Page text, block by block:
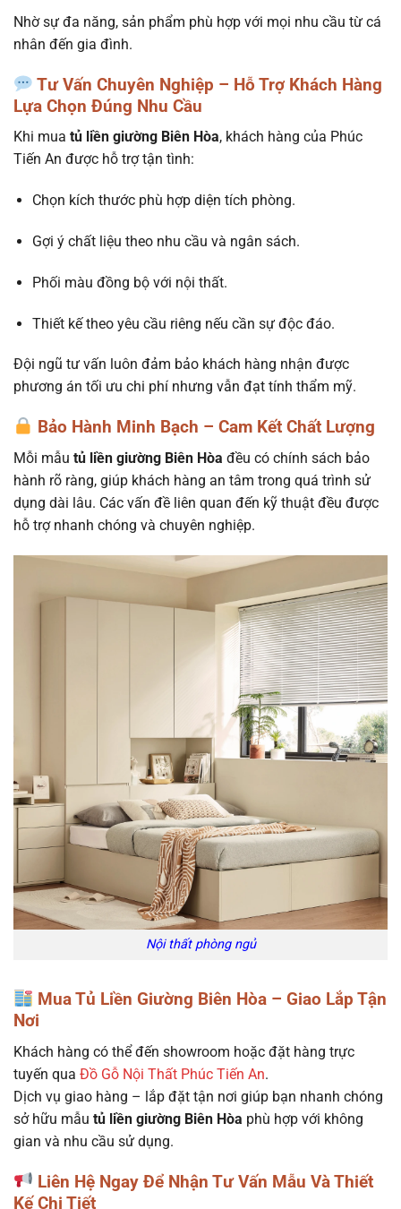
Nhờ sự đa năng, sản phẩm phù hợp với mọi nhu cầu từ cá
nhân đến gia đình.
Tư Vấn Chuyên Nghiệp – Hỗ Trợ Khách Hàng
Lựa Chọn Đúng Nhu Cầu
Khi mua tủ liền giường Biên Hòa, khách hàng của Phúc
Tiến An được hỗ trợ tận tình:
Chọn kích thước phù hợp diện tích phòng.
Gợi ý chất liệu theo nhu cầu và ngân sách.
Phối màu đồng bộ với nội thất.
Thiết kế theo yêu cầu riêng nếu cần sự độc đáo.
Đội ngũ tư vấn luôn đảm bảo khách hàng nhận được
phương án tối ưu chi phí nhưng vẫn đạt tính thẩm mỹ.
Bảo Hành Minh Bạch – Cam Kết Chất Lượng
Mỗi mẫu tủ liền giường Biên Hòa đều có chính sách bảo
hành rõ ràng, giúp khách hàng an tâm trong quá trình sử
dụng dài lâu. Các vấn đề liên quan đến kỹ thuật đều được
hỗ trợ nhanh chóng và chuyên nghiệp.
Nội thất phòng ngủ
Mua Tủ Liền Giường Biên Hòa – Giao Lắp Tận
Nơi
Khách hàng có thể đến showroom hoặc đặt hàng trực
tuyến qua Đồ Gỗ Nội Thất Phúc Tiến An.
Dịch vụ giao hàng – lắp đặt tận nơi giúp bạn nhanh chóng
sở hữu mẫu tủ liền giường Biên Hòa phù hợp với không
gian và nhu cầu sử dụng.
Liên Hệ Ngay Để Nhận Tư Vấn Mẫu Và Thiết
Kế Chi Tiết